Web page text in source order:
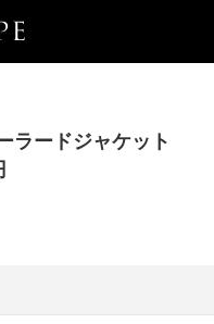
ラードジャケット